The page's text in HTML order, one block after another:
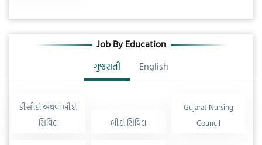
Job By Education
ગુજરાતી
English
ડી.સી.ઈ. અથવા બી.ઈ.
સિવિલ
બી.ઈ. સિવિલ
Gujarat Nursing
Council